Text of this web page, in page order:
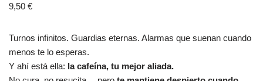
9,50 €
Turnos infinitos. Guardias eternas. Alarmas que suenan cuando
menos te lo esperas.
Y ahí está ella: la cafeína, tu mejor aliada.